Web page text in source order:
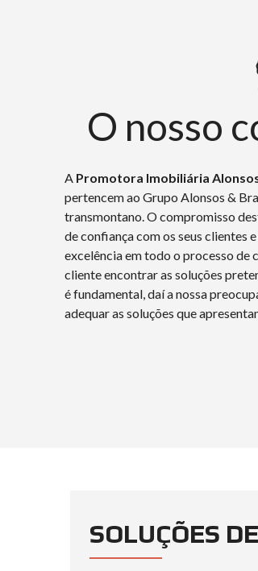
O nosso
A Promotora Imobiliária
pertencem ao Grupo Alonsos &
transmontano. O compromisso
de confiança com os seus clientes
excelência em todo o processo de
cliente encontrar as soluções
é fundamental, daí a nossa
adequar as soluções que
SOLUÇÕES